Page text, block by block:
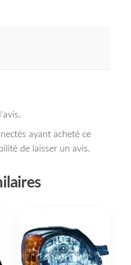
ayant acheté ce
de laisser un avis.